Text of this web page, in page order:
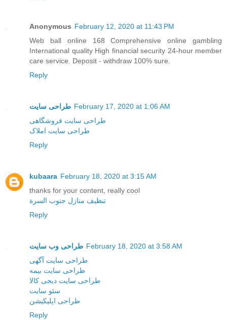
Anonymous February 12, 2020 at 11:43 PM
Web ball online 168 Comprehensive online gambling
International quality High financial security 24-hour member
care service. Deposit - withdraw 100% sure.
Reply
طراحی سایت February 17, 2020 at 1:06 AM
طراحی سایت فروشگاهی
طراحی سایت املاک
Reply
kubaara February 18, 2020 at 3:15 AM
thanks for your content, really cool
تنظيف منازل جنوب السرة
Reply
طراحی وب سایت February 18, 2020 at 3:58 AM
طراحی سایت آگهی
طراحی سایت بیمه
طراحی سایت دیجی کالا
سئو سایت
طراحی اپلیکیشن
Reply